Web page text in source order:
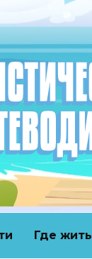
Где жить